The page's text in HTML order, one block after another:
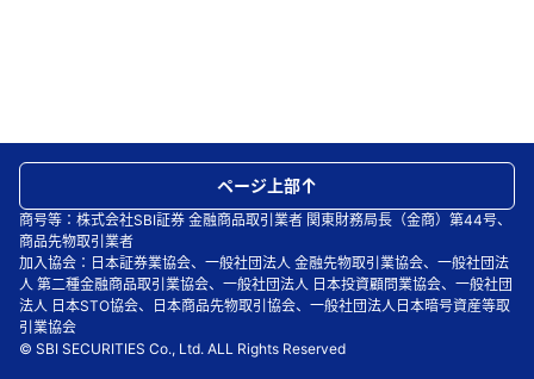
商号等：株式会社SBI証券 金融商品取引業者 関東財務局長（金商）第44号、
商品先物取引業者
加入協会：日本証券業協会、一般社団法人 金融先物取引業協会、一般社団法
人 第二種金融商品取引業協会、一般社団法人 日本投資顧問業協会、一般社団
法人 日本STO協会、日本商品先物取引協会、一般社団法人日本暗号資産等取
引業協会
© SBI SECURITIES Co., Ltd. ALL Rights Reserved
ページ上部